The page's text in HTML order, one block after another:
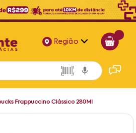
Região
Alagoas
Bahia
Frappuccino Clássico 280Ml